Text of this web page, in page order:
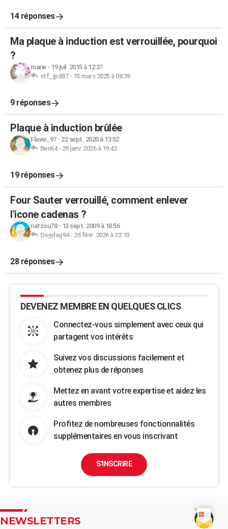
14 réponses
Ma plaque à induction est verrouillée, pourquoi
?
marie- 19 juil. 2015 à 12:37
stf_jpd87- 15 mars 2025 à 08:39
9 réponses
Plaque à induction brûlée
Flavie_97- 22 sept. 2020 à 13:52
Ben64- 29 janv. 2026 à 19:42
19 réponses
Four Sauter verrouillé, comment enlever
l'icone cadenas ?
natzou78- 13 sept. 2009 à 18:56
Dagdag94- 26 févr. 2026 à 22:10
28 réponses
DEVENEZ MEMBRE EN QUELQUES CLICS
Connectez-vous simplement avec ceux qui
partagent vos intérêts
Suivez vos discussions facilement et
obtenez plus de réponses
Mettez en avant votre expertise et aidez les
autres membres
Profitez de nombreuses fonctionnalités
supplémentaires en vous inscrivant
S'INSCRIRE
NEWSLETTERS